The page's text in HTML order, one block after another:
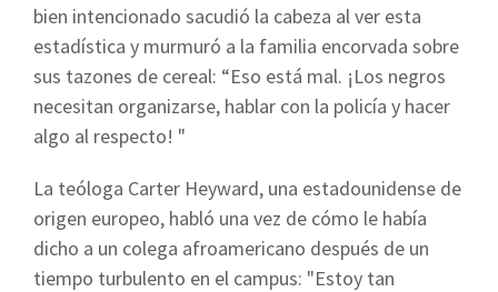
bien intencionado sacudió la cabeza al ver esta
estadística y murmuró a la familia encorvada sobre
sus tazones de cereal: “Eso está mal. ¡Los negros
necesitan organizarse, hablar con la policía y hacer
algo al respecto! "
La teóloga Carter Heyward, una estadounidense de
origen europeo, habló una vez de cómo le había
dicho a un colega afroamericano después de un
tiempo turbulento en el campus: "Estoy tan